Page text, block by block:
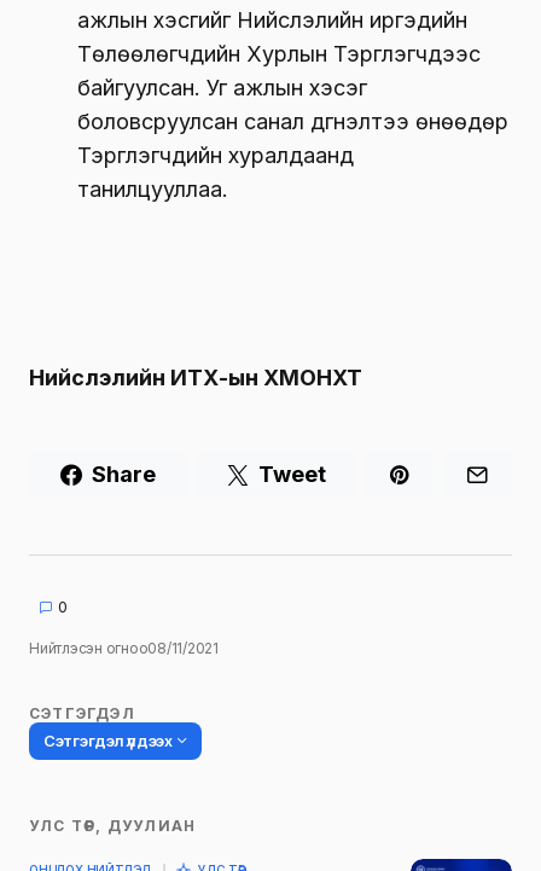
ажлын хэсгийг Нийслэлийн иргэдийн
Төлөөлөгчдийн Хурлын Тэргүүлэгчдээс
байгуулсан. Уг ажлын хэсэг
боловсруулсан санал дүгнэлтээ өнөөдөр
Тэргүүлэгчдийн хуралдаанд
танилцууллаа.
Нийслэлийн ИТХ-ын ХМОНХТ
Share Tweet
0
Нийтлэсэн огноо08/11/2021
СЭТГЭГДЭЛ
Сэтгэгдэл үлдээх
Таны имэйл хаягийг нийтлэхгүй.
УЛС ТӨР, ДУУЛИАН